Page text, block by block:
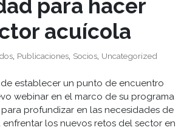
para hacer
acuícola
, Publicaciones, Socios, Uncategorized
establecer un punto de encuentro
webinar en el marco de su programa
para profundizar en las necesidades de
los nuevos retos del sector en